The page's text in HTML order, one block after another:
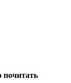
почитать